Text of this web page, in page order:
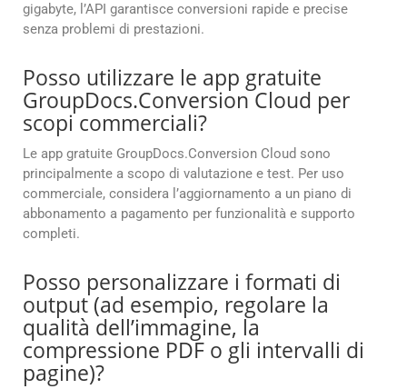
gigabyte, l’API garantisce conversioni rapide e precise
senza problemi di prestazioni.
Posso utilizzare le app gratuite
GroupDocs.Conversion Cloud per
scopi commerciali?
Le app gratuite GroupDocs.Conversion Cloud sono
principalmente a scopo di valutazione e test. Per uso
commerciale, considera l’aggiornamento a un piano di
abbonamento a pagamento per funzionalità e supporto
completi.
Posso personalizzare i formati di
output (ad esempio, regolare la
qualità dell’immagine, la
compressione PDF o gli intervalli di
pagine)?